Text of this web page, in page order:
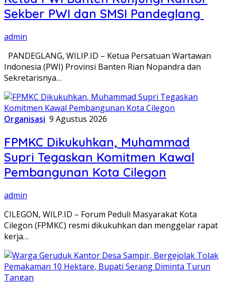
Sekber PWI dan SMSI Pandeglang
admin
PANDEGLANG, WILIP.ID – Ketua Persatuan Wartawan
Indonesia (PWI) Provinsi Banten Rian Nopandra dan
Sekretarisnya…
Organisasi 9 Agustus 2026
FPMKC Dikukuhkan, Muhammad
Supri Tegaskan Komitmen Kawal
Pembangunan Kota Cilegon
admin
CILEGON, WILP.ID – Forum Peduli Masyarakat Kota
Cilegon (FPMKC) resmi dikukuhkan dan menggelar rapat
kerja…